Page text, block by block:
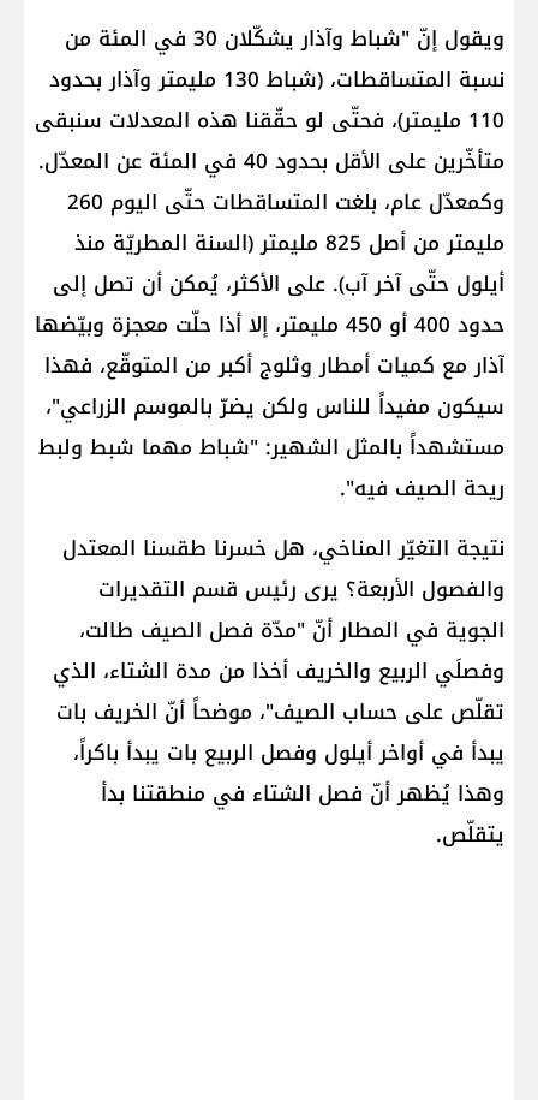
ويقول إنّ "شباط وآذار يشكّلان 30 في المئة من
نسبة المتساقطات، (شباط 130 مليمتر وآذار بحدود
110 مليمتر)، فحتّى لو حقّقنا هذه المعدلات سنبقى
متأخّرين على الأقل بحدود 40 في المئة عن المعدّل.
وكمعدّل عام، بلغت المتساقطات حتّى اليوم 260
مليمتر من أصل 825 مليمتر (السنة المطريّة منذ
أيلول حتّى آخر آب). على الأكثر، يُمكن أن تصل إلى
حدود 400 أو 450 مليمتر، إلا أذا حلّت معجزة وبيّضها
آذار مع كميات أمطار وثلوج أكبر من المتوقّع، فهذا
سيكون مفيداً للناس ولكن يضرّ بالموسم الزراعي"،
مستشهداً بالمثل الشهير: "شباط مهما شبط ولبط
ريحة الصيف فيه".
نتيجة التغيّر المناخي، هل خسرنا طقسنا المعتدل
والفصول الأربعة؟ يرى رئيس قسم التقديرات
الجوية في المطار أنّ "مدّة فصل الصيف طالت،
وفصلَي الربيع والخريف أخذا من مدة الشتاء، الذي
تقلّص على حساب الصيف"، موضحاً أنّ الخريف بات
يبدأ في أواخر أيلول وفصل الربيع بات يبدأ باكراً،
وهذا يُظهر أنّ فصل الشتاء في منطقتنا بدأ
يتقلّص.